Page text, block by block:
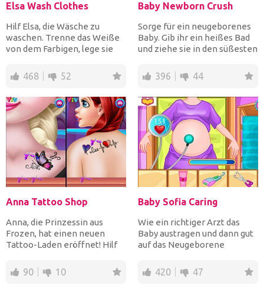
Elsa Wash Clothes
Hilf Elsa, die Wäsche zu
waschen. Trenne das Weiße
von dem Farbigen, lege sie
468 52
Baby Newborn Crush
Sorge für ein neugeborenes
Baby. Gib ihr ein heißes Bad
und ziehe sie in den süßesten
396 44
Anna Tattoo Shop
Anna, die Prinzessin aus
Frozen, hat einen neuen
Tattoo-Laden eröffnet! Hilf
90 10
Baby Sofia Caring
Wie ein richtiger Arzt das
Baby austragen und dann gut
auf das Neugeborene
420 47